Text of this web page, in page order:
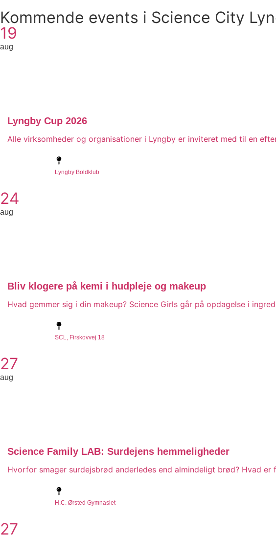
Kommende events i Science City
19
aug
Lyngby Cup 2026
Alle virksomheder og organisationer i Lyngby er inviteret med til en
Lyngby Boldklub
24
aug
Bliv klogere på kemi i hudpleje og makeup
Hvad gemmer sig i din makeup? Science Girls går på opdagelse i
SCL, Firskovvej 18
27
aug
Science Family LAB: Surdejens hemmeligheder
Hvorfor smager surdejsbrød anderledes end almindeligt brød? Hvad
H.C. Ørsted Gymnasiet
27